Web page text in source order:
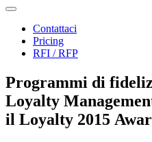
Contattaci
Pricing
RFI / RFP
Programmi di
Loyalty
il Loyalty 2015